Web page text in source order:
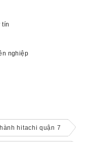
tín
nghiệp
hitachi quận 7